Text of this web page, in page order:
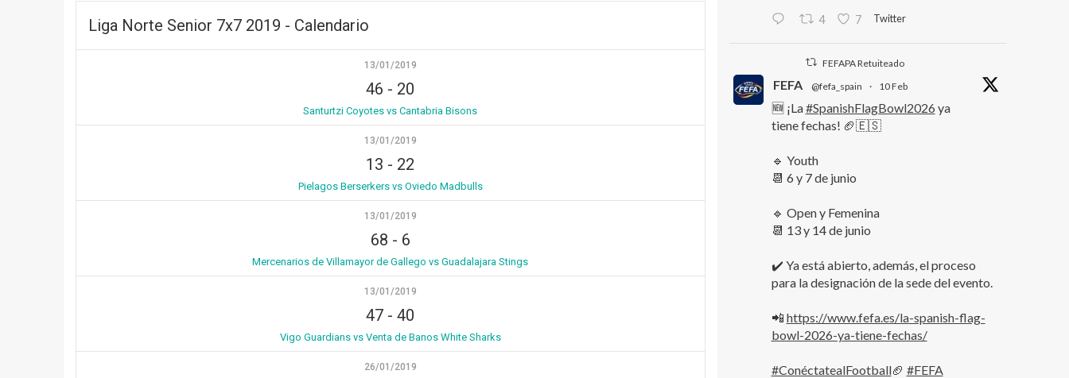
Liga Norte Senior 7x7 2019 - Calendario
13/01/2019
46 - 20
Santurtzi Coyotes vs Cantabria Bisons
13/01/2019
13 - 22
Pielagos Berserkers vs Oviedo Madbulls
13/01/2019
68 - 6
Mercenarios de Villamayor de Gallego vs Guadalajara Stings
13/01/2019
47 - 40
Vigo Guardians vs Venta de Banos White Sharks
26/01/2019
4 7 Twitter
FEFAPA Retuiteado
FEFA @fefa_spain · 10 Feb
🆕 ¡La#SpanishFlagBowl2026 ya
tiene fechas! 🏈🇪🇸
🔹 Youth
📆 6 y 7 de junio
🔹 Open y Femenina
📆 13 y 14 de junio
✔️ Ya está abierto, además, el proceso
para la designación de la sede del evento.
📲 https://www.fefa.es/la-spanish-flag-
bowl-2026-ya-tiene-fechas/
#ConéctatealFootball🏈 #FEFA